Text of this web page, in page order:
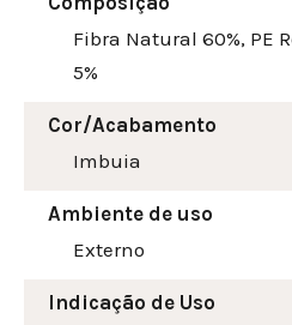
Fibra Natural 60%, PE
5%
Cor/Acabamento
Imbuia
Ambiente de uso
Externo
Indicação de Uso